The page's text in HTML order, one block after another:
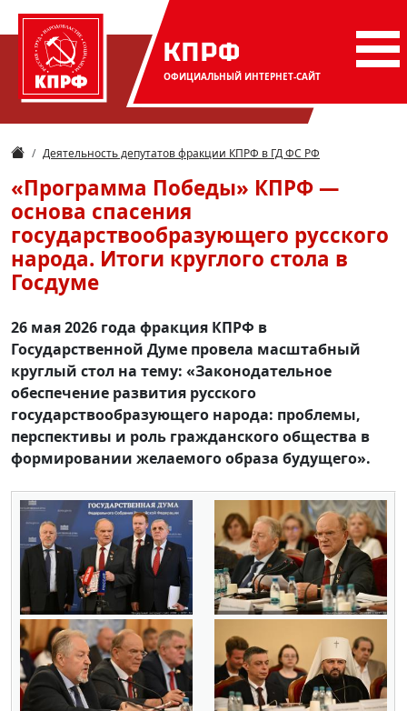
КПРФ
ОФИЦИАЛЬНЫЙ ИНТЕРНЕТ-САЙТ
Деятельность депутатов фракции КПРФ в ГД ФС РФ
«Программа Победы» КПРФ —
основа спасения
государствообразующего русского
народа. Итоги круглого стола в
Госдуме
26 мая 2026 года фракция КПРФ в
Государственной Думе провела масштабный
круглый стол на тему: «Законодательное
обеспечение развития русского
государствообразующего народа: проблемы,
перспективы и роль гражданского общества в
формировании желаемого образа будущего».